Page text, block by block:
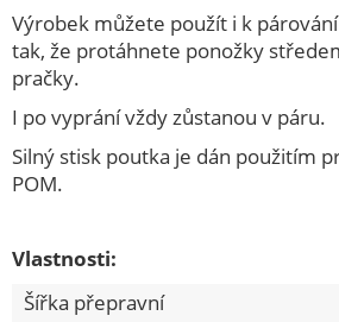
TERMONÁDOBY
KOUPELNOVÉ DOPLŇKY
ŽEHLENÍ, SUŠENÍ, VĚŠENÍ
Háčky, věšáky
Výrobek můžete použít i k
tak, že protáhnete ponožky
pračky.
I po vyprání vždy zůstanou v páru.
Silný stisk poutka je dán použitím
POM.
Vlastnosti:
Šířka přepravní